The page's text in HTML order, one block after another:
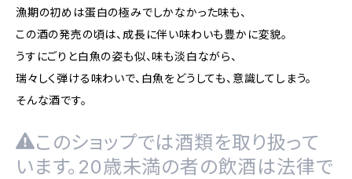
漁期の初めは蛋白の極みでしかなかった味も、
この酒の発売の頃は、成長に伴い味わいも豊かに変貌。
うすにごりと白魚の姿も似、味も淡白ながら、
瑞々しく弾ける味わいで、白魚をどうしても、意識してしまう。
そんな酒です。
このショップでは酒類を取り扱って
います。20歳未満の者の飲酒は法律で